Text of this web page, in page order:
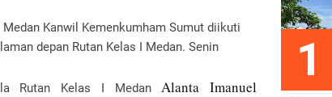
Kanwil Kemenkumham Sumut diikuti
depan Rutan Kelas I Medan. Senin
Rutan Kelas I MedanAlanta Imanuel